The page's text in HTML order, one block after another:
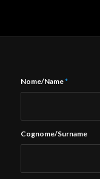
Nome/Name*
Cognome/Surname